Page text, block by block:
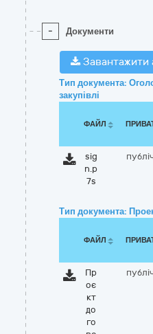
- Документи
Завантажити
Тип документа:
закупівлі
ФАЙЛ
sig
n.p
7s
Тип документа:
ФАЙЛ
Пр
оє
кт
до
го